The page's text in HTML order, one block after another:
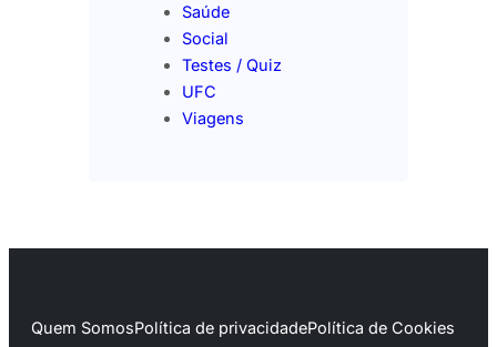
Saúde
Social
Testes / Quiz
UFC
Viagens
Quem SomosPolítica de privacidadePolítica de Cookies